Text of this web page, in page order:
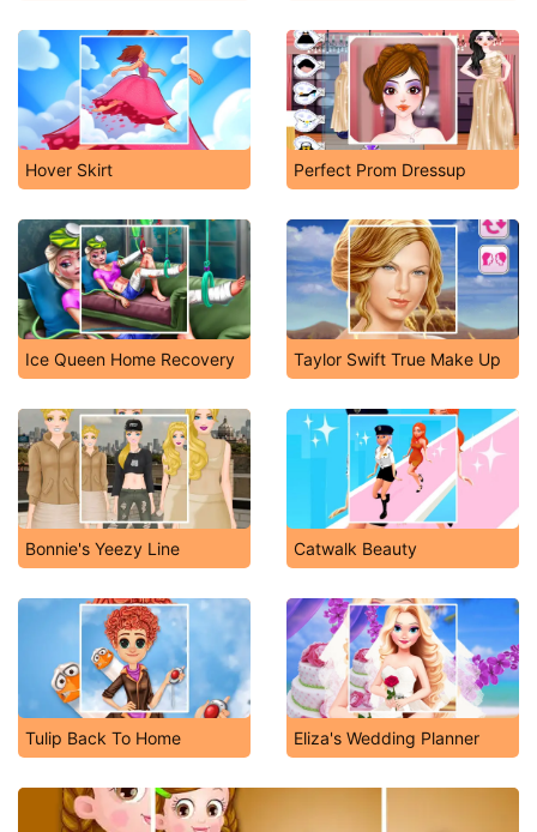
Hover Skirt Perfect Prom Dressup
Ice Queen Home Recovery Taylor Swift True Make Up
Bonnie's Yeezy Line Catwalk Beauty
Tulip Back To Home Eliza's Wedding Planner